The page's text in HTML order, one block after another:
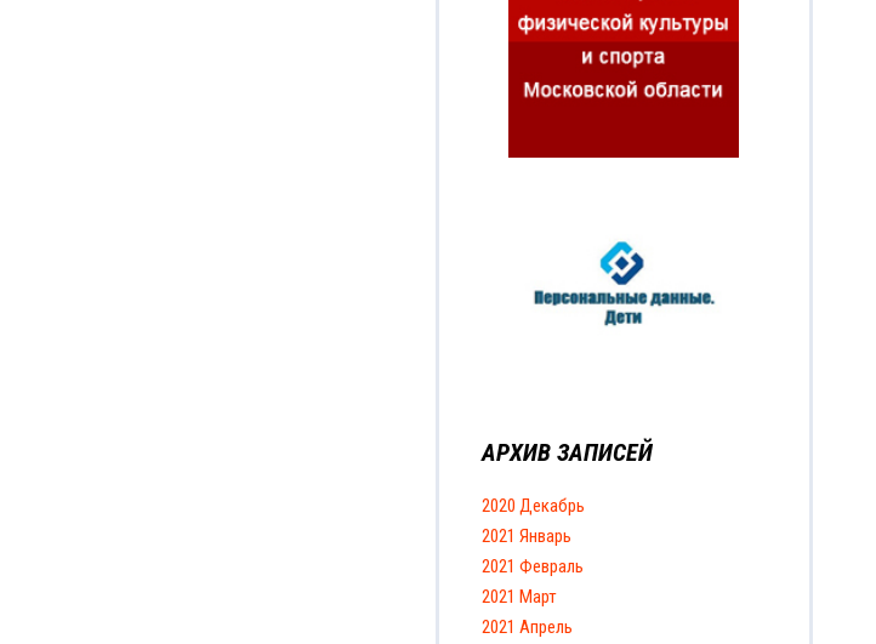
АРХИВ ЗАПИСЕЙ
2020 Декабрь
2021 Январь
2021 Февраль
2021 Март
2021 Апрель